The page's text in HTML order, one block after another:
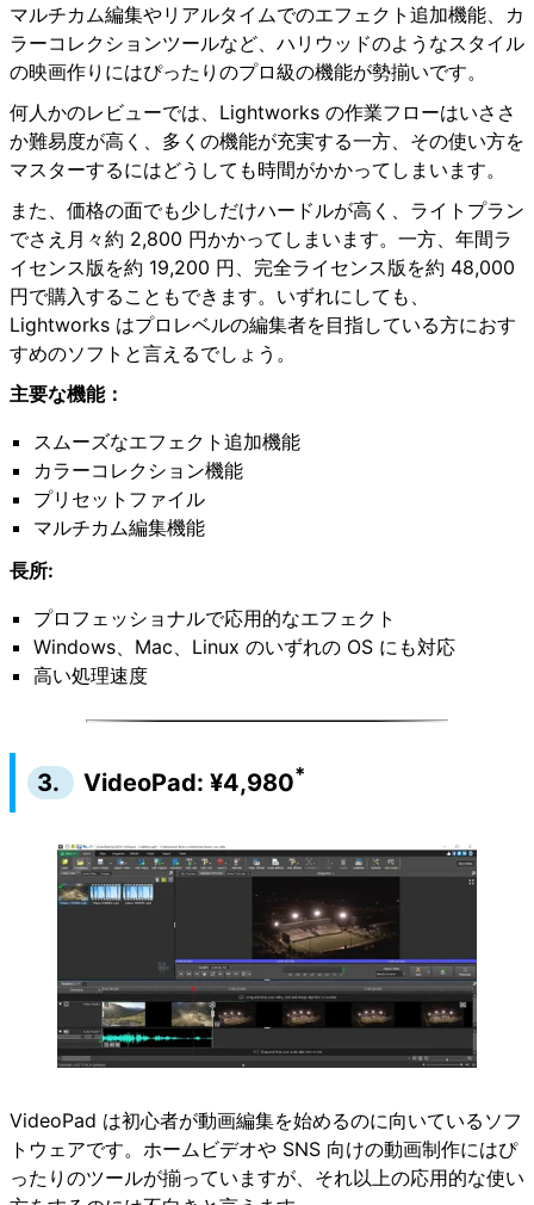
マルチカム編集やリアルタイムでのエフェクト追加機能、カ
ラーコレクションツールなど、ハリウッドのようなスタイル
の映画作りにはぴったりのプロ級の機能が勢揃いです。
何人かのレビューでは、Lightworks の作業フローはいささ
か難易度が高く、多くの機能が充実する一方、その使い方を
マスターするにはどうしても時間がかかってしまいます。
また、価格の面でも少しだけハードルが高く、ライトプラン
でさえ月々約 2,800 円かかってしまいます。一方、年間ラ
イセンス版を約 19,200 円、完全ライセンス版を約 48,000
円で購入することもできます。いずれにしても、
Lightworks はプロレベルの編集者を目指している方におす
すめのソフトと言えるでしょう。
主要な機能：
スムーズなエフェクト追加機能
カラーコレクション機能
プリセットファイル
マルチカム編集機能
長所:
プロフェッショナルで応用的なエフェクト
Windows、Mac、Linux のいずれの OS にも対応
高い処理速度
3. VideoPad: ¥4,980*
VideoPad は初心者が動画編集を始めるのに向いているソフ
トウェアです。ホームビデオや SNS 向けの動画制作にはぴ
ったりのツールが揃っていますが、それ以上の応用的な使い